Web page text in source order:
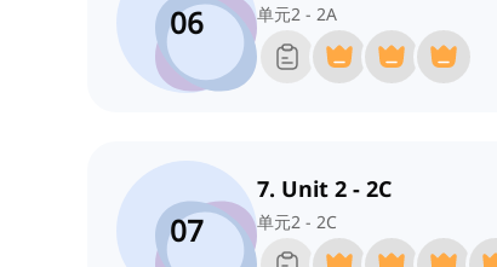
06
单元2 - 2A
07
7. Unit 2 - 2C
单元2 - 2C